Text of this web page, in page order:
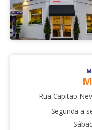
Rua Capitão
Segunda a